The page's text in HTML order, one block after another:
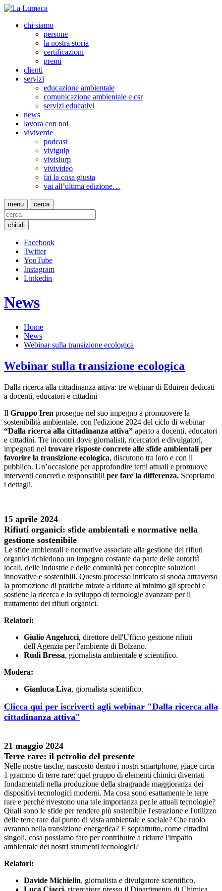
chi siamo
persone
la nostra storia
certificazioni
premi
clienti
servizi
educazione ambientale
comunicazione ambientale e csr
servizi educativi
news
lavora con noi
viviverde
podcast
vivigulp
vivislurp
vivivideo
fai la cosa giusta
vai all’ultima edizione…
menu cerca
chiudi
Facebook
Twitter
YouTube
Instagram
Linkedin
News
Home
News
Webinar sulla transizione ecologica
Webinar sulla transizione ecologica
Dalla ricerca alla cittadinanza attiva: tre webinar di Eduiren dedicati
a docenti, educatori e cittadini
Il Gruppo Iren prosegue nel suo impegno a promuovere la
sostenibilità ambientale, con l'edizione 2024 del ciclo di webinar
“Dalla ricerca alla cittadinanza attiva” aperto a docenti, educatori
e cittadini. Tre incontri dove giornalisti, ricercatori e divulgatori,
impegnati nel trovare risposte concrete alle sfide ambientali per
favorire la transizione ecologica, discutono tra loro e con il
pubblico. Un’occasione per approfondire temi attuali e promuove
interventi concreti e responsabili per fare la differenza. Scopriamo
i dettagli.
15 aprile 2024
Rifiuti organici: sfide ambientali e normative nella
gestione sostenibile
Le sfide ambientali e normative associate alla gestione dei rifiuti
organici richiedono un impegno costante da parte delle autorità
locali, delle industrie e delle comunità per concepire soluzioni
innovative e sostenibili. Questo processo intricato si snoda attraverso
la promozione di pratiche mirate a ridurre al minimo gli sprechi e
sostiene la ricerca e lo sviluppo di tecnologie avanzare per il
trattamento dei rifiuti organici.
Relatori:
Giulio Angelucci, direttore dell'Ufficio gestione rifiuti
dell'Agenzia per l'ambiente di Bolzano.
Rudi Bressa, giornalista ambientale e scientifico.
Modera:
Gianluca Liva, giornalista scientifico.
Clicca qui per iscriverti agli webinar "Dalla ricerca alla
cittadinanza attiva"
21 maggio 2024
Terre rare: il petrolio del presente
Nelle nostre tasche, nascosto dentro i nostri smartphone, giace circa
1 grammo di terre rare: quel gruppo di elementi chimici diventati
fondamentali nella produzione della stragrande maggioranza dei
dispositivi tecnologici moderni. Ma cosa sono esattamente le terre
rare e perché rivestono una tale importanza per le attuali tecnologie?
Quali sono le sfide per rendere più sostenibile l'estrazione e l'utilizzo
delle terre rare dal punto di vista ambientale e sociale? Che ruolo
avranno nella transizione energetica? E soprattutto, come cittadini
singoli, cosa possiamo fare per contribuire a ridurre l'impatto
ambientale dei nostri strumenti tecnologici?
Relatori:
Davide Michielin, giornalista e divulgatore scientifico.
Luca Ciacci, ricercatore presso il Dipartimento di Chimica